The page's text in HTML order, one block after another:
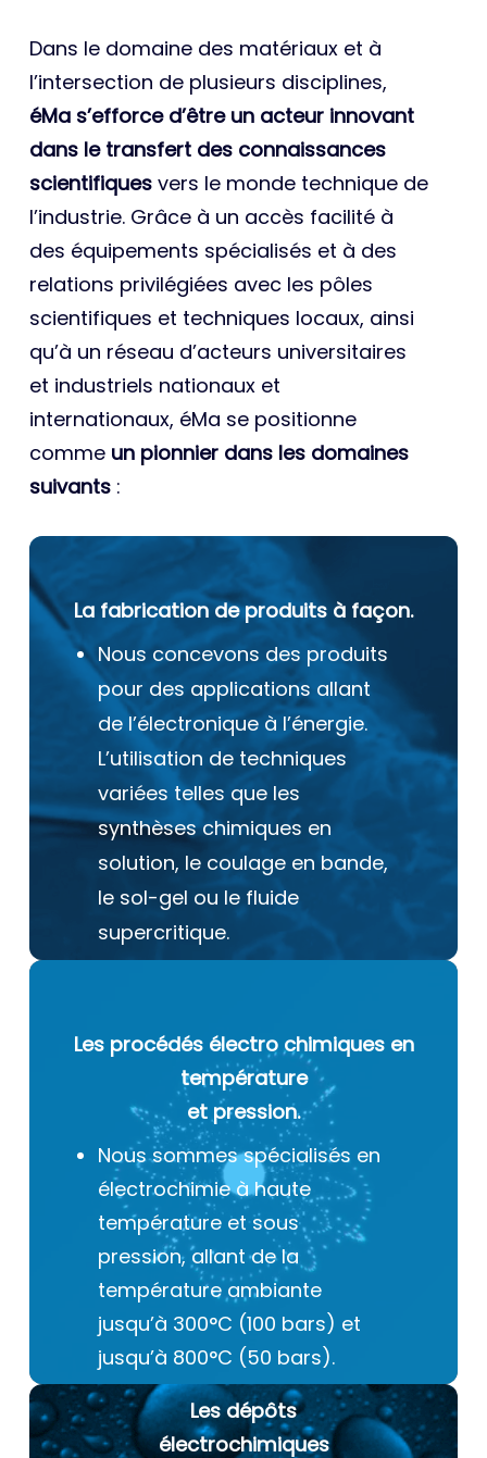
Dans le domaine des matériaux et à
l’intersection de plusieurs disciplines,
éMa s’efforce d’être un acteur innovant
dans le transfert des connaissances
scientifiques vers le monde technique de
l’industrie. Grâce à un accès facilité à
des équipements spécialisés et à des
relations privilégiées avec les pôles
scientifiques et techniques locaux, ainsi
qu’à un réseau d’acteurs universitaires
et industriels nationaux et
internationaux, éMa se positionne
comme un pionnier dans les domaines
suivants :
La fabrication de produits à façon.
Nous concevons des produits
pour des applications allant
de l’électronique à l’énergie.
L’utilisation de techniques
variées telles que les
synthèses chimiques en
solution, le coulage en bande,
le sol-gel ou le fluide
supercritique.
Les procédés électro chimiques en
température
et pression.
Nous sommes spécialisés en
électrochimie à haute
température et sous
pression, allant de la
température ambiante
jusqu’à 300°C (100 bars) et
jusqu’à 800°C (50 bars).
Les dépôts
électrochimiques